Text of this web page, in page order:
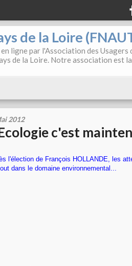
de la Loire
ligne par l'Association des Usagers
de la Loire. Notre association est
2012
c'est
l'élection de François HOLLANDE, les
dans le domaine environnemental...